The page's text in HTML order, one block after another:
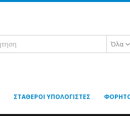
Όλα
ΣΤΑΘΕΡΟΊ ΥΠΟΛΟΓΙΣΤΈΣ